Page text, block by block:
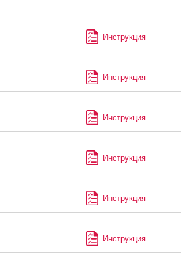
Инструкция
Инструкция
Инструкция
Инструкция
Инструкция
Инструкция